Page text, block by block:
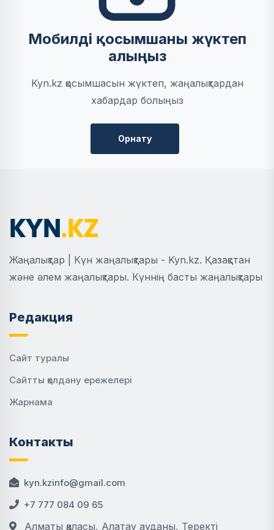
Мобилді қосымшаны жүктеп
алыңыз
Kyn.kz қосымшасын жүктеп, жаңалықтардан
хабардар болыңыз
Орнату
Жаңалықтар | Күн жаңалықтары - Kyn.kz. Қазақстан
және әлем жаңалықтары. Күннің басты жаңалықтары
Редакция
Сайт туралы
Сайтты қолдану ережелері
Жарнама
Контакты
kyn.kzinfo@gmail.com
+7 777 084 09 65
Алматы қаласы, Алатау ауданы, Теректі